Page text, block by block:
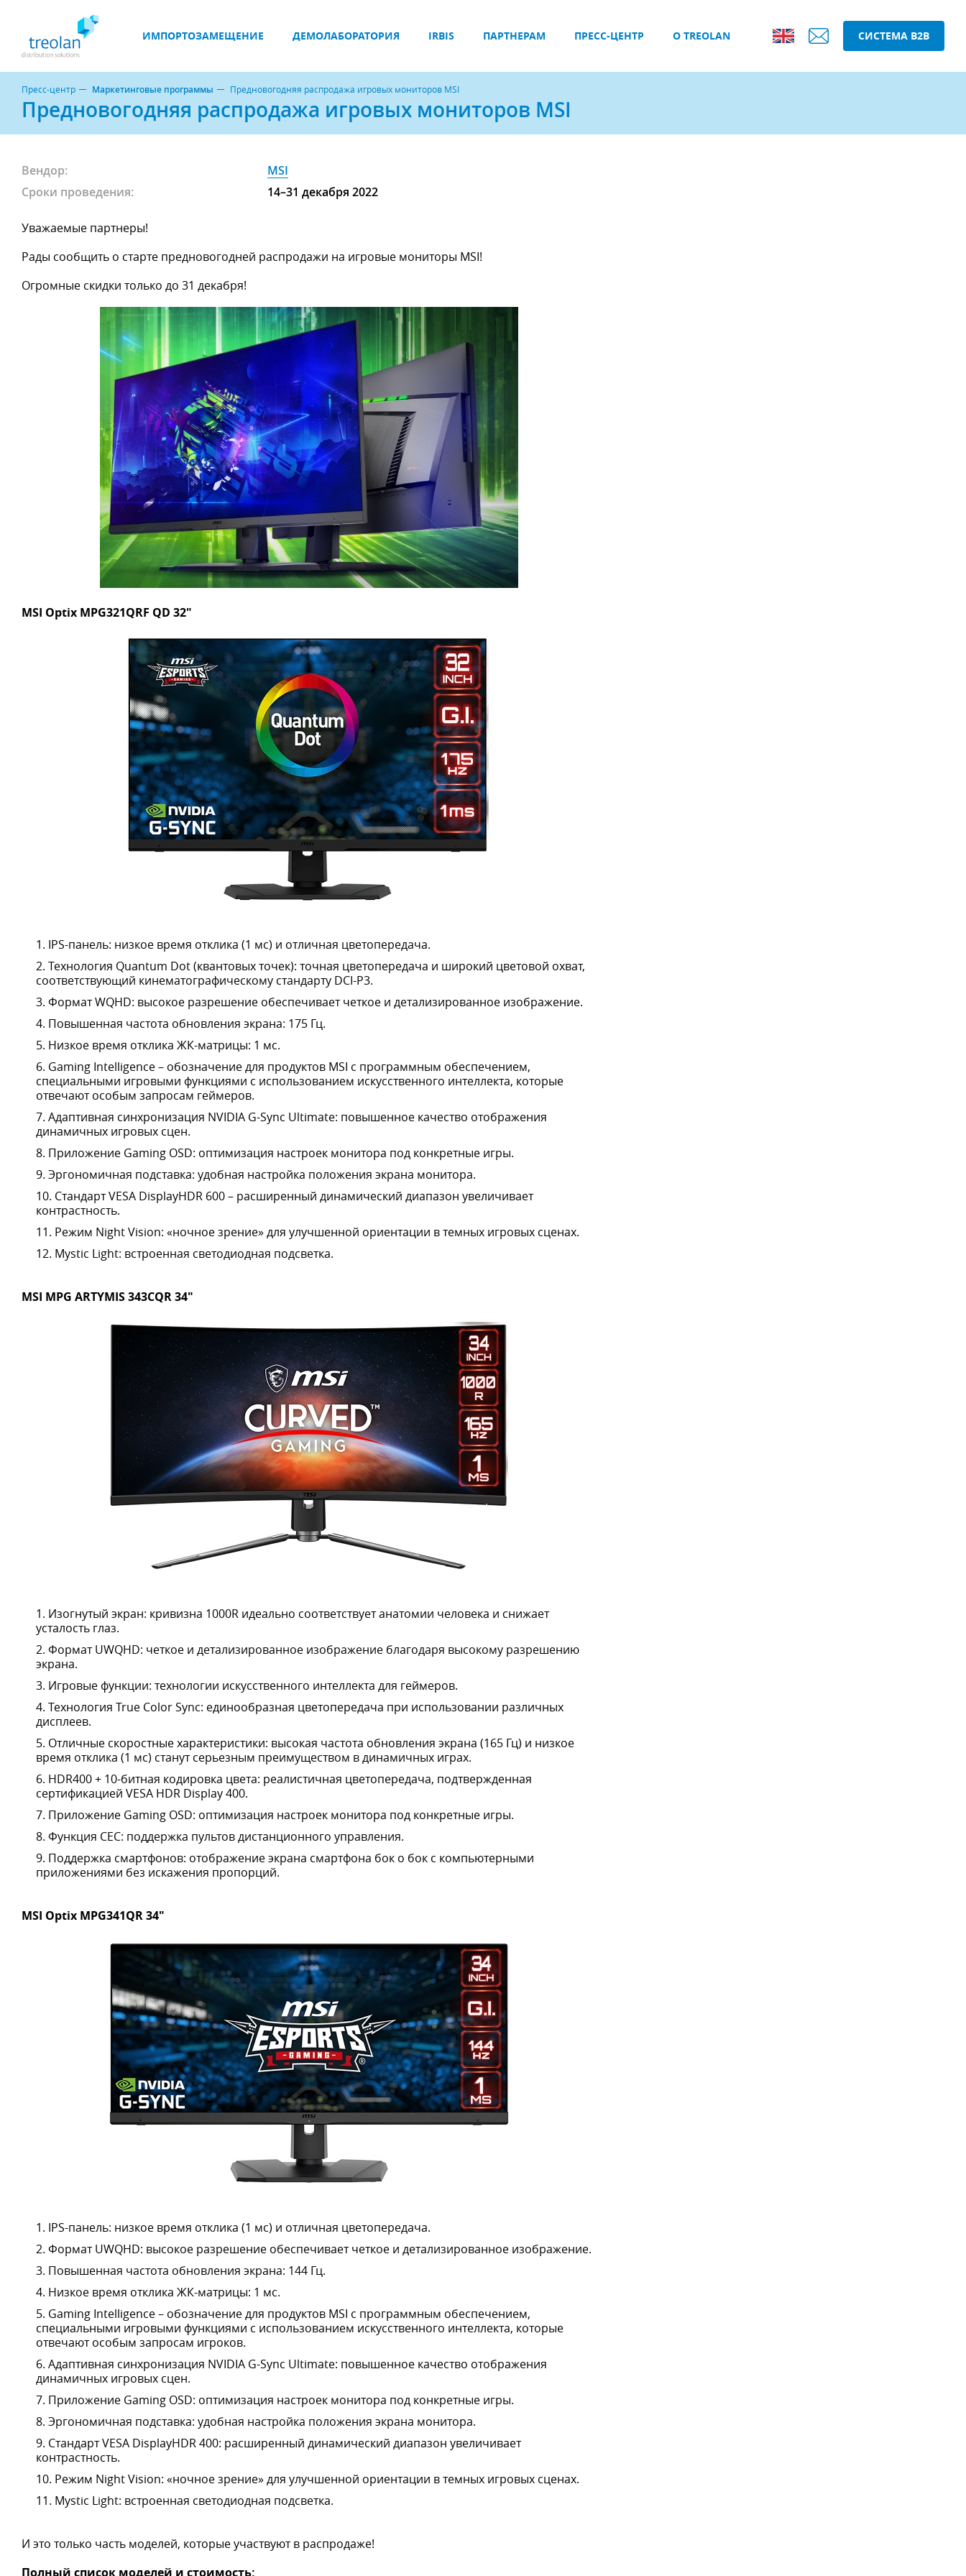
ИМПОРТОЗАМЕЩЕНИЕ ДЕМОЛАБОРАТОРИЯ IRBIS ПАРТНЕРАМ ПРЕСС-ЦЕНТР О TREOLAN СИСТЕМА B2B
Пресс-центр Маркетинговые программы Предновогодняя распродажа игровых мониторов MSI
Предновогодняя распродажа игровых мониторов MSI
Вендор:
MSI
Сроки проведения:
14–31 декабря 2022
Уважаемые партнеры!
Рады сообщить о старте предновогодней распродажи на игровые мониторы MSI!
Огромные скидки только до 31 декабря!
MSI Optix MPG321QRF QD 32"
IPS-панель: низкое время отклика (1 мс) и отличная цветопередача.
Технология Quantum Dot (квантовых точек): точная цветопередача и широкий цветовой охват,
соответствующий кинематографическому стандарту DCI-P3.
Формат WQHD: высокое разрешение обеспечивает четкое и детализированное изображение.
Повышенная частота обновления экрана: 175 Гц.
Низкое время отклика ЖК-матрицы: 1 мс.
Gaming Intelligence – обозначение для продуктов MSI с программным обеспечением,
специальными игровыми функциями с использованием искусственного интеллекта, которые
отвечают особым запросам геймеров.
Адаптивная синхронизация NVIDIA G-Sync Ultimate: повышенное качество отображения
динамичных игровых сцен.
Приложение Gaming OSD: оптимизация настроек монитора под конкретные игры.
Эргономичная подставка: удобная настройка положения экрана монитора.
Стандарт VESA DisplayHDR 600 – расширенный динамический диапазон увеличивает
контрастность.
Режим Night Vision: «ночное зрение» для улучшенной ориентации в темных игровых сценах.
Mystic Light: встроенная светодиодная подсветка.
MSI MPG ARTYMIS 343CQR 34"
Изогнутый экран: кривизна 1000R идеально соответствует анатомии человека и снижает
усталость глаз.
Формат UWQHD: четкое и детализированное изображение благодаря высокому разрешению
экрана.
Игровые функции: технологии искусственного интеллекта для геймеров.
Технология True Color Sync: единообразная цветопередача при использовании различных
дисплеев.
Отличные скоростные характеристики: высокая частота обновления экрана (165 Гц) и низкое
время отклика (1 мс) станут серьезным преимуществом в динамичных играх.
HDR400 + 10-битная кодировка цвета: реалистичная цветопередача, подтвержденная
сертификацией VESA HDR Display 400.
Приложение Gaming OSD: оптимизация настроек монитора под конкретные игры.
Функция CEC: поддержка пультов дистанционного управления.
Поддержка смартфонов: отображение экрана смартфона бок о бок с компьютерными
приложениями без искажения пропорций.
MSI Optix MPG341QR 34"
IPS-панель: низкое время отклика (1 мс) и отличная цветопередача.
Формат UWQHD: высокое разрешение обеспечивает четкое и детализированное изображение.
Повышенная частота обновления экрана: 144 Гц.
Низкое время отклика ЖК-матрицы: 1 мс.
Gaming Intelligence – обозначение для продуктов MSI с программным обеспечением,
специальными игровыми функциями с использованием искусственного интеллекта, которые
отвечают особым запросам игроков.
Адаптивная синхронизация NVIDIA G-Sync Ultimate: повышенное качество отображения
динамичных игровых сцен.
Приложение Gaming OSD: оптимизация настроек монитора под конкретные игры.
Эргономичная подставка: удобная настройка положения экрана монитора.
Стандарт VESA DisplayHDR 400: расширенный динамический диапазон увеличивает
контрастность.
Режим Night Vision: «ночное зрение» для улучшенной ориентации в темных игровых сценах.
Mystic Light: встроенная светодиодная подсветка.
И это только часть моделей, которые участвуют в распродаже!
Полный список моделей и стоимость: